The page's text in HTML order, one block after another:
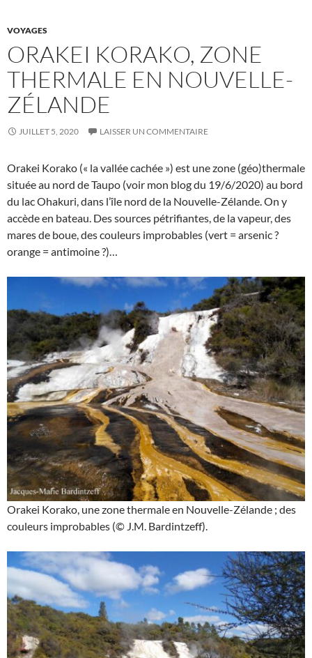
VOYAGES
ORAKEI KORAKO, ZONE
THERMALE EN NOUVELLE-
ZÉLANDE
JUILLET 5, 2020 LAISSER UN COMMENTAIRE
Orakei Korako (« la vallée cachée ») est une zone (géo)thermale
située au nord de Taupo (voir mon blog du 19/6/2020) au bord
du lac Ohakuri, dans l’île nord de la Nouvelle-Zélande. On y
accède en bateau. Des sources pétrifiantes, de la vapeur, des
mares de boue, des couleurs improbables (vert = arsenic ?
orange = antimoine ?)…
Orakei Korako, une zone thermale en Nouvelle-Zélande ; des
couleurs improbables (© J.M. Bardintzeff).